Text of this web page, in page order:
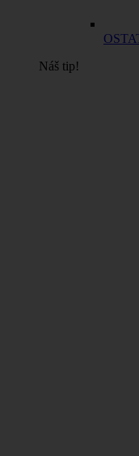
Náš tip!